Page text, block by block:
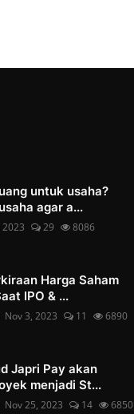
untuk usaha?
agar a...
2023 29 8086
Harga Saham
IPO & ...
Nov 3, 2023 11 6890
Japri Pay akan
menjadi St...
Nov 25, 2023 14 6850